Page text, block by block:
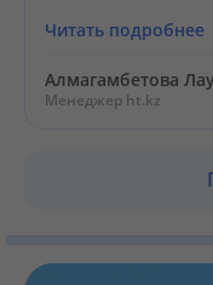
Читать подробнее
Алмагамбетова
Менеджер ht.kz